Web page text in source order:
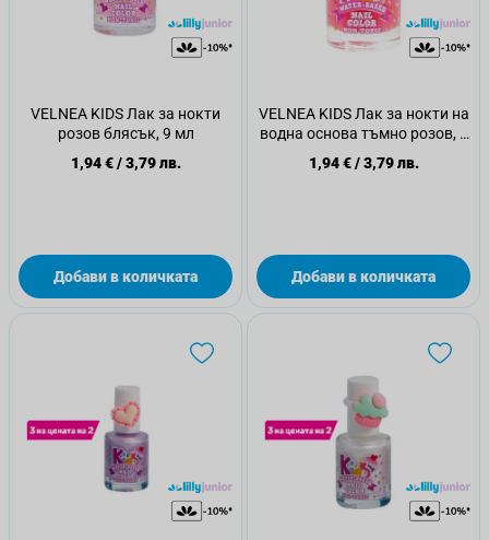
VELNEA KIDS Лак за нокти
розов блясък, 9 мл
1,94 €/3,79 лв.
Добави в количката
VELNEA KIDS Лак за нокти на
водна основа тъмно розов, 9
мл.
1,94 €/3,79 лв.
Добави в количката